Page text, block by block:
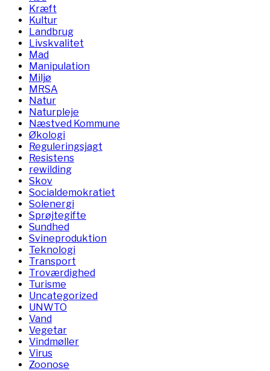
Kræft
Kultur
Landbrug
Livskvalitet
Mad
Manipulation
Miljø
MRSA
Natur
Naturpleje
Næstved Kommune
Økologi
Reguleringsjagt
Resistens
rewilding
Skov
Socialdemokratiet
Solenergi
Sprøjtegifte
Sundhed
Svineproduktion
Teknologi
Transport
Troværdighed
Turisme
Uncategorized
UNWTO
Vand
Vegetar
Vindmøller
Virus
Zoonose